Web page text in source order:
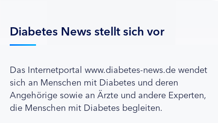
Diabetes News stellt sich vor
Das Internetportal www.diabetes-news.de wendet
sich an Menschen mit Diabetes und deren
Angehörige sowie an Ärzte und andere Experten,
die Menschen mit Diabetes begleiten.